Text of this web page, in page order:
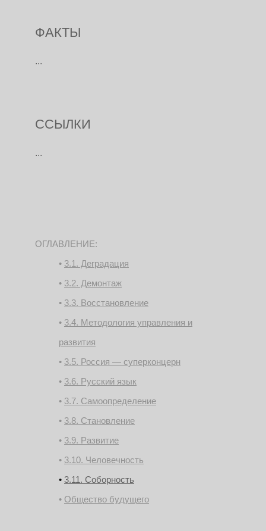
ФАКТЫ
...
ССЫЛКИ
...
ОГЛАВЛЕНИЕ:
3.1. Деградация
3.2. Демонтаж
3.3. Восстановление
3.4. Методология управления и
развития
3.5. Россия — суперконцерн
3.6. Русский язык
3.7. Самоопределение
3.8. Становление
3.9. Развитие
3.10. Человечность
3.11. Соборность
Общество будущего